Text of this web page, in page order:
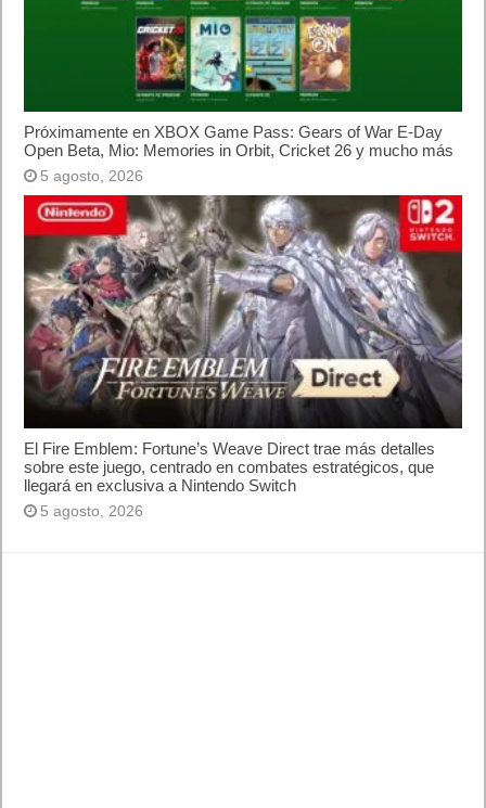
Próximamente en XBOX Game Pass: Gears of War E-Day
Open Beta, Mio: Memories in Orbit, Cricket 26 y mucho más
5 agosto, 2026
El Fire Emblem: Fortune’s Weave Direct trae más detalles
sobre este juego, centrado en combates estratégicos, que
llegará en exclusiva a Nintendo Switch
5 agosto, 2026